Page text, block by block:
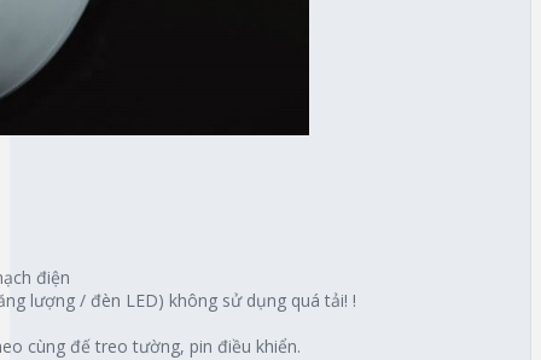
điện
lượng / đèn LED) không sử dụng quá tải! !
cùng đế treo tường, pin điều khiển.